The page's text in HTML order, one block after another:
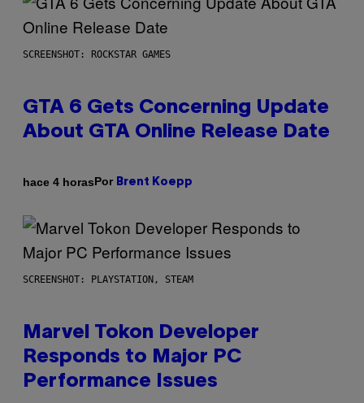
SCREENSHOT: ROCKSTAR GAMES
GTA 6 Gets Concerning Update
About GTA Online Release Date
hace 4 horasPor Brent Koepp
SCREENSHOT: PLAYSTATION, STEAM
Marvel Tokon Developer
Responds to Major PC
Performance Issues